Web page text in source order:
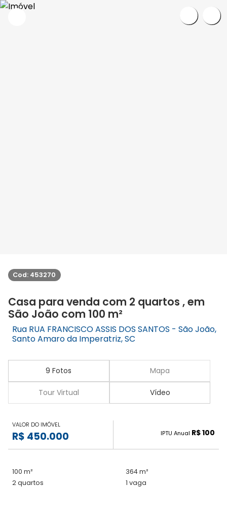
Cod: 453270
Casa para venda com 2 quartos , em
São João com 100 m²
Rua RUA FRANCISCO ASSIS DOS SANTOS - São João,
Santo Amaro da Imperatriz, SC
9 Fotos Mapa
Tour Virtual Vídeo
VALOR DO IMÓVEL
R$ 450.000 IPTU Anual R$ 100
100 m²
364 m²
2 quartos
1 vaga